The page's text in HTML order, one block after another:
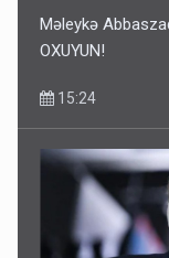
Məleykə
OXUYUN!
15:24